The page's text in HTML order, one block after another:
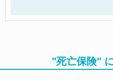
"死亡保険"